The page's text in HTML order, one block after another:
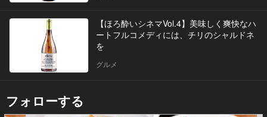
【ほろ酔いシネマVol.4】美味しく爽快なハ
ートフルコメディには、チリのシャルドネ
を
グルメ
フォローする